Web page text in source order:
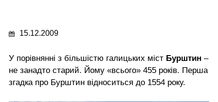
15.12.2009
У порівнянні з більшістю галицьких міст Бурштин –
не занадто старий. Йому «всього» 455 років. Перша
згадка про Бурштин відноситься до 1554 року.